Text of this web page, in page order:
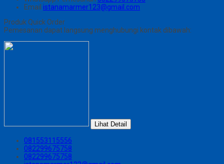
Email istanamarmer123@gmail.com
Produk Quick Order
Pemesanan dapat langsung menghubungi kontak dibawah:
Lihat Detail
081553115556
082299675758
082299675758